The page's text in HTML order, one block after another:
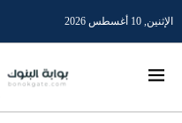
الإثنين, 10 أغسطس 2026